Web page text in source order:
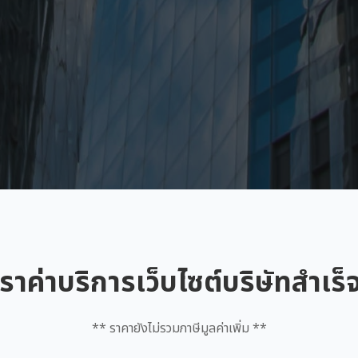
าค่าบริการเว็บไซต์บริษัทสำเร็
** ราคายังไม่รวมภาษีมูลค่าเพิ่ม **